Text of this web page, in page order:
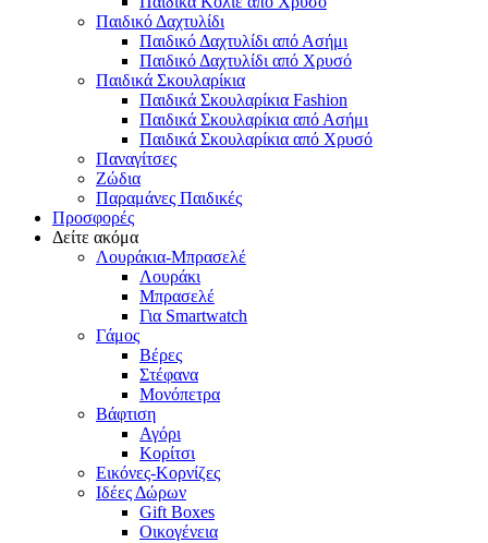
Παιδικό Δαχτυλίδι
Παιδικό Δαχτυλίδι από Ασήμι
Παιδικό Δαχτυλίδι από Χρυσό
Παιδικά Σκουλαρίκια
Παιδικά Σκουλαρίκια Fashion
Παιδικά Σκουλαρίκια από Ασήμι
Παιδικά Σκουλαρίκια από Χρυσό
Παναγίτσες
Ζώδια
Παραμάνες Παιδικές
Προσφορές
Δείτε ακόμα
Λουράκια-Μπρασελέ
Λουράκι
Μπρασελέ
Για Smartwatch
Γάμος
Βέρες
Στέφανα
Μονόπετρα
Βάφτιση
Αγόρι
Κορίτσι
Εικόνες-Κορνίζες
Ιδέες Δώρων
Gift Boxes
Οικογένεια